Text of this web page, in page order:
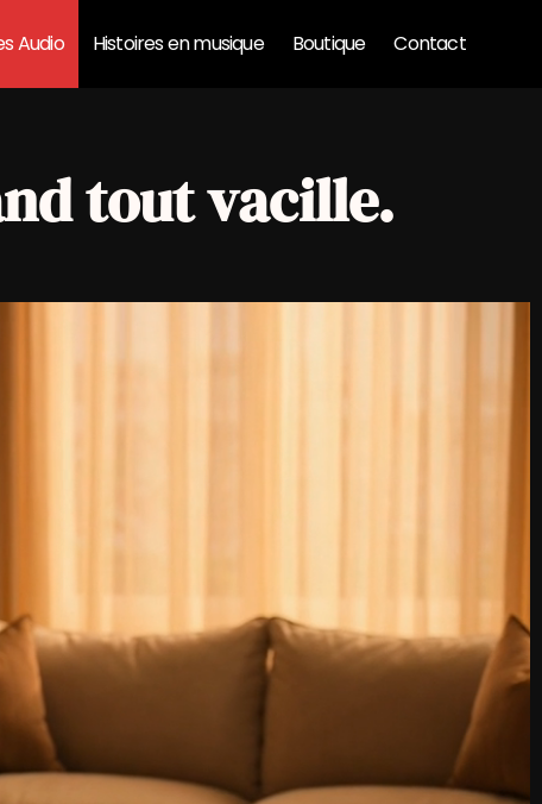
Audio Histoires en musique Boutique Contact
tout vacille.